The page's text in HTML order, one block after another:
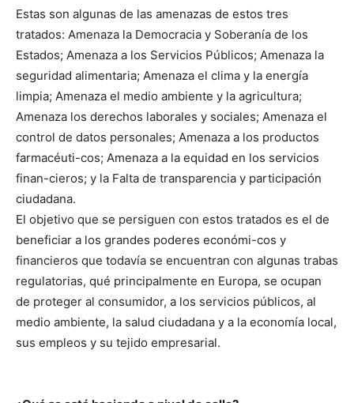
Estas son algunas de las amenazas de estos tres
tratados: Amenaza la Democracia y Soberanía de los
Estados; Amenaza a los Servicios Públicos; Amenaza la
seguridad alimentaria; Amenaza el clima y la energía
limpia; Amenaza el medio ambiente y la agricultura;
Amenaza los derechos laborales y sociales; Amenaza el
control de datos personales; Amenaza a los productos
farmacéuti-cos; Amenaza a la equidad en los servicios
finan-cieros; y la Falta de transparencia y participación
ciudadana.
El objetivo que se persiguen con estos tratados es el de
beneficiar a los grandes poderes económi-cos y
financieros que todavía se encuentran con algunas trabas
regulatorias, qué principalmente en Europa, se ocupan
de proteger al consumidor, a los servicios públicos, al
medio ambiente, la salud ciudadana y a la economía local,
sus empleos y su tejido empresarial.